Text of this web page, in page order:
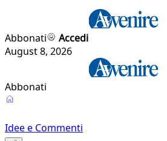
Abbonati
Accedi
August 8, 2026
Abbonati
Idee e Commenti